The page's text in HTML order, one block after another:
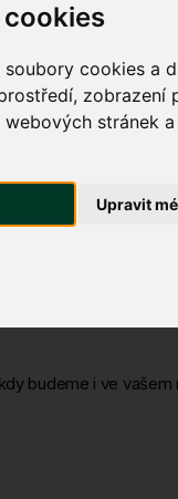
cookies a
zobrazení
stránek
Upravit
z domova i
budeme i ve vašem